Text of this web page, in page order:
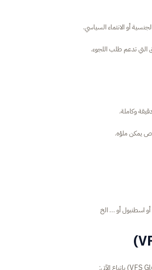
أو الانتماء السياسي.
التي تدعم طلب اللجوء.
وكاملة.
يمكن ملؤه.
أو اسطنبول أو … الخ